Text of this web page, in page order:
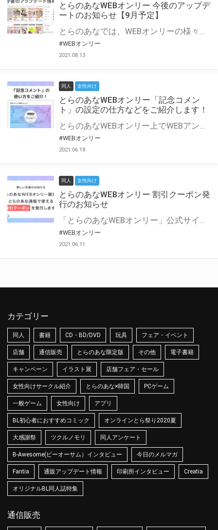
とらのあなWEBオンリー 今後のアップデ
ートのお知らせ【9月予定】
とらのあなでは、WEBオンリーの様々な支援を実施しています。 今回は2021年9月に実装を予定しているアップデート情報についてご紹介いたします。 とらのあなWEBオンリーサイトはこちら
#WEBオンリー
2021.08.13
同人 女性向け
とらのあなWEBオンリー「記念コメン
ト」の設定の仕方などをご紹介します！
とらのあなWEBオンリー上でWEBアンソロジーが作成できる「記念コメント」について、その使い方や作成手順を解説します！ 支援タイプを「サークル参加型」「サークル参加型・マルシェ(イベント会場)機能付き」でお申し込みいただいている主催者様はぜひご活用ください♪ とらのあなWEBオンリーサイトはこちら
#WEBオンリー
2021.06.18
同人 女性向け
とらのあなWEBオンリー 割引クーポン発
行のお知らせ
「とらのあなWEBオンリー」公式サイトでとらのあな通販の「割引クーポン」を配布中！ イベントごとに開催当日限定で使える割引クーポンのシリアルコードを発行します。 とらのあなWEBオンリーのページをチェックして、イベント当日にお得にお買い物を楽しみましょう♪ ※本キャンペーンは予告なく終了する場合がございます。 とらのあなWEBオンリーサイトはこちら
#WEBオンリー
2021.06.11
カテゴリー
同人 書籍 CD・BD/DVD 玩具 フェア・イベント
店舗 通信販売 とらのあな限定版 その他 電子書籍
キャンペーン イラスト展 店舗フェア・セール
女性向けサークル紹介 とらのあな×韓国 PCゲーム
一般ゲーム 女性向け アプリ
BL初心者におすすめコミック オンラインとら祭り2020夏
大感謝祭 ツクルノモリ 同人アンケート
B-Awesome(ビーオーサム）インタビュー 今日のメルマガ
Fantia 通販アップデート情報 印刷所インタビュー Creatia
オリジナルBL同人誌特集
通信販売